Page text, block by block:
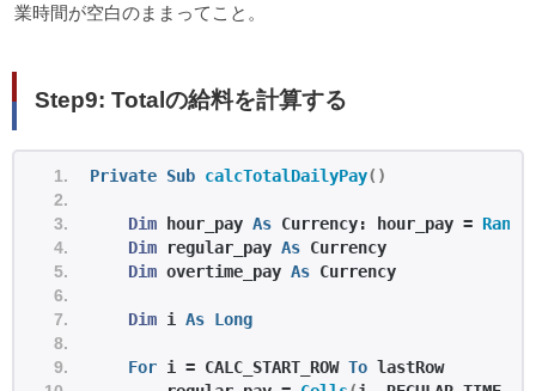
業時間が空白のままってこと。
Step9: Totalの給料を計算する
Private Sub calcTotalDailyPay()
Dim hour_pay As Currency: hour_pay = Range
Dim regular_pay As Currency
Dim overtime_pay As Currency
Dim i As Long
For i = CALC_START_ROW To lastRow